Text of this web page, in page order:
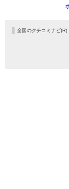
全国のクチコミナビ(R)